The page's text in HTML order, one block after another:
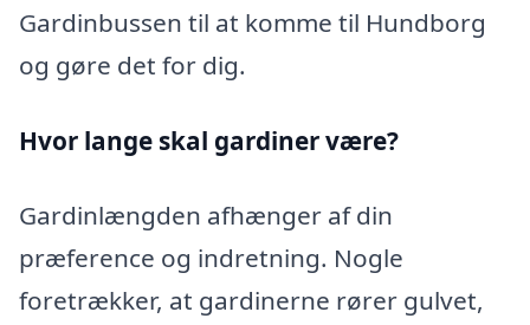
Gardinbussen til at komme til Hundborg
og gøre det for dig.
Hvor lange skal gardiner være?
Gardinlængden afhænger af din
præference og indretning. Nogle
foretrækker, at gardinerne rører gulvet,